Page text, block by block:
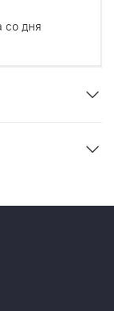
со дня